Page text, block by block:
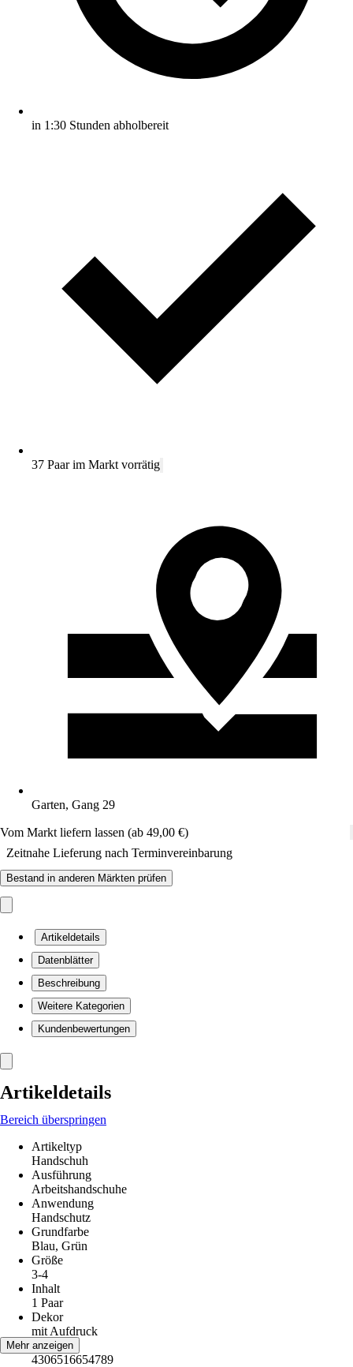
in 1:30 Stunden abholbereit
37 Paar im Markt vorrätig
Garten, Gang 29
Vom Markt liefern lassen (ab 49,00 €)
Zeitnahe Lieferung nach Terminvereinbarung
Bestand in anderen Märkten prüfen
Artikeldetails
Datenblätter
Beschreibung
Weitere Kategorien
Kundenbewertungen
Artikeldetails
Bereich überspringen
Artikeltyp
Handschuh
Ausführung
Arbeitshandschuhe
Anwendung
Handschutz
Grundfarbe
Blau, Grün
Größe
3-4
Inhalt
1 Paar
Dekor
mit Aufdruck
EAN
4306516654789
Mehr anzeigen